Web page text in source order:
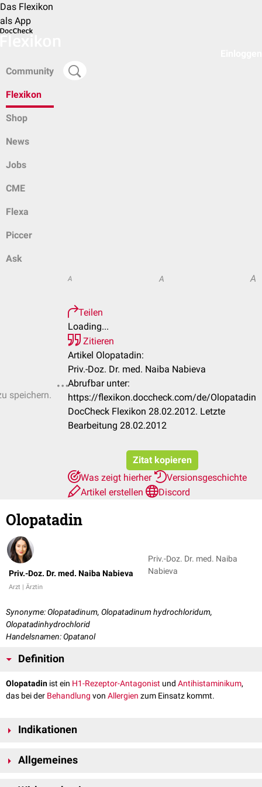
Das Flexikon
als App
Community
Flexikon
Shop
News
Jobs
CME
Flexa
Piccer
Ask
speichern.
A A A
Teilen
Loading...
Zitieren
Artikel Olopatadin:
Priv.-Doz. Dr. med. Naiba Nabieva
Abrufbar unter:
https://flexikon.doccheck.com/de/Olopatadin
DocCheck Flexikon 28.02.2012. Letzte
Bearbeitung 28.02.2012
Zitat kopieren
Was zeigt hierher
Versionsgeschichte
Artikel erstellen
Discord
Olopatadin
Priv.-Doz. Dr. med. Naiba Nabieva
Arzt | Ärztin
Priv.-Doz. Dr. med. Naiba
Nabieva
Synonyme: Olopatadinum, Olopatadinum hydrochloridum,
Olopatadinhydrochlorid
Handelsnamen: Opatanol
Definition
Olopatadin ist ein H1-Rezeptor-Antagonist und Antihistaminikum,
das bei der Behandlung von Allergien zum Einsatz kommt.
Indikationen
indiziert, die meistens in Zusammenhang mit einer
Allgemeines